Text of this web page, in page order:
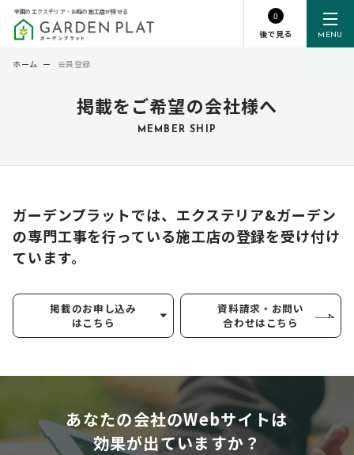
MENU
全国のエクステリア・お庭の施工店が探せる
0
後で見る
掲載をご希望の会社様へ
MEMBER SHIP
ホーム ー 会員登録
ガーデンプラットでは、エクステリア&ガーデン
の専門工事を行っている施工店の登録を受け付け
ています。
掲載のお申し込み
はこちら
資料請求・お問い
合わせはこちら
あなたの会社のWebサイトは
効果が出ていますか？